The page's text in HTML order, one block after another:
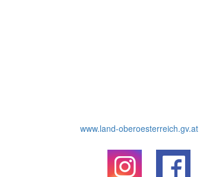
www.land-oberoesterreich.gv.at